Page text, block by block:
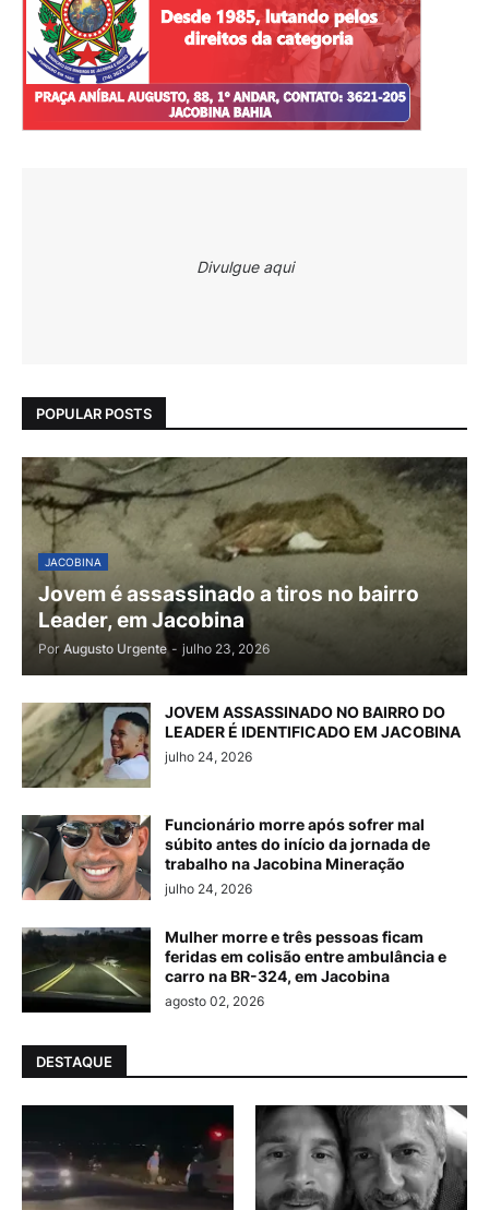
Divulgue aqui
POPULAR POSTS
JACOBINA
Jovem é assassinado a tiros no bairro
Leader, em Jacobina
Por Augusto Urgente - julho 23, 2026
JOVEM ASSASSINADO NO BAIRRO DO
LEADER É IDENTIFICADO EM JACOBINA
julho 24, 2026
Funcionário morre após sofrer mal
súbito antes do início da jornada de
trabalho na Jacobina Mineração
julho 24, 2026
Mulher morre e três pessoas ficam
feridas em colisão entre ambulância e
carro na BR-324, em Jacobina
agosto 02, 2026
DESTAQUE